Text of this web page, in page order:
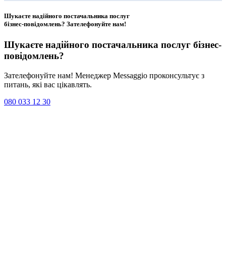
Шукаєте надійного постачальника послуг
бізнес-повідомлень? Зателефонуйте нам!
Шукаєте надійного постачальника послуг бізнес-
повідомлень?
Зателефонуйте нам! Менеджер Messaggio проконсультує з
питань, які вас цікавлять.
080 033 12 30